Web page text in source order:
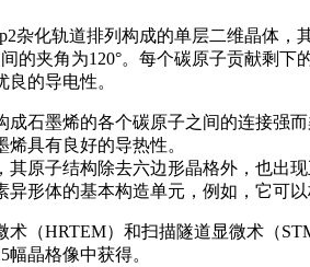
杂化轨道排列构成的单层二维晶体
的夹角为120°。每个碳原子贡献剩
的导电性。
成石墨烯的各个碳原子之间的连接强
具有良好的导热性。
其原子结构除去六边形晶格外，也出现
异形体的基本构造单元，例如，它可
术（HRTEM）和扫描隧道显微术（
幅晶格像中获得。